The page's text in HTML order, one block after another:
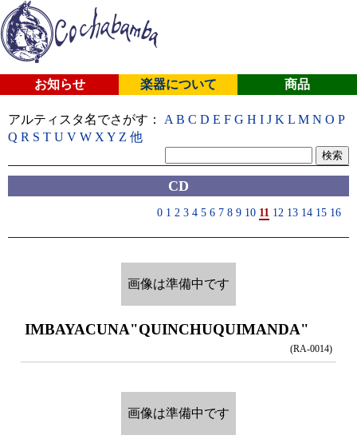
お知らせ 楽器について 商品
アルティスタ名でさがす： A B C D E F G H I J K L M N O P
Q R S T U V W X Y Z 他
CD
0 1 2 3 4 5 6 7 8 9 10 11 12 13 14 15 16
画像は準備中です
IMBAYACUNA"QUINCHUQUIMANDA"
(RA-0014)
画像は準備中です